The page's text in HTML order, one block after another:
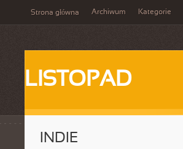
Strona główna Archiwum Kategorie
LISTOPAD
INDIE